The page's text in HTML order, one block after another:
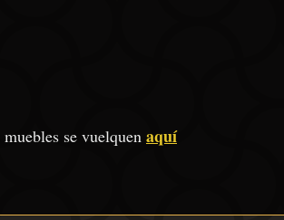
se vuelquen aquí